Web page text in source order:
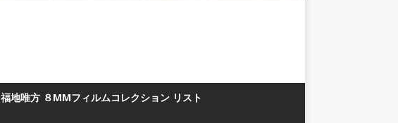
福地唯方 ８MMフィルムコレクション リスト